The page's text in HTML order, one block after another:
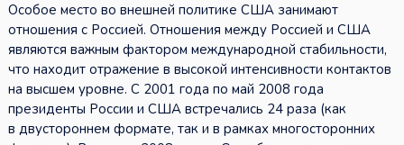
Особое место во внешней политике США занимают
отношения с Россией. Отношения между Россией и США
являются важным фактором международной стабильности,
что находит отражение в высокой интенсивности контактов
на высшем уровне. С 2001 года по май 2008 года
президенты России и США встречались 24 раза (как
в двустороннем формате, так и в рамках многосторонних